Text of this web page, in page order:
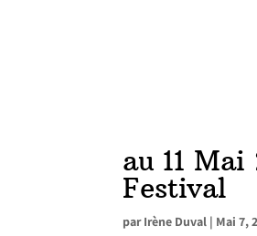
au 11
Festival
parIrène Duval | Mai 7,